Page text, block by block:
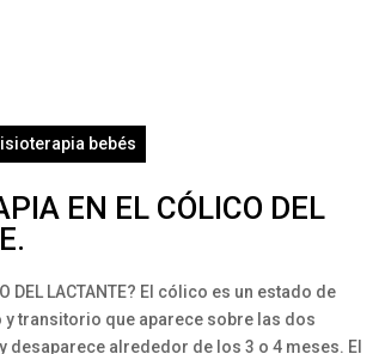
bebés
EN EL CÓLICO DEL
DEL LACTANTE? El cólico es un estado de
y transitorio que aparece sobre las dos
desaparece alrededor de los 3 o 4 meses. El